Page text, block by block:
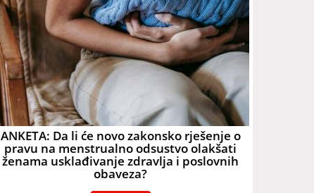
ANKETA: Da li će novo zakonsko rješenje o
pravu na menstrualno odsustvo olakšati
ženama usklađivanje zdravlja i poslovnih
obaveza?